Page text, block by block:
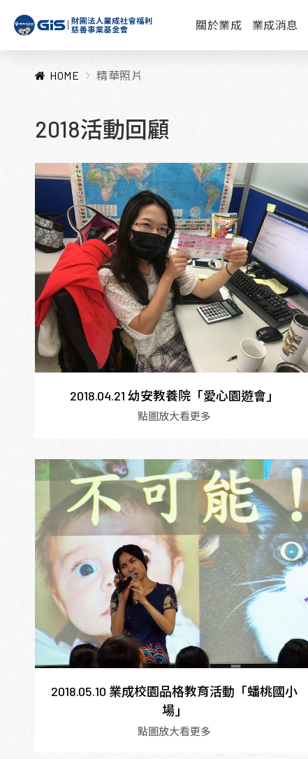
關於業成 業成消息
HOME 精華照片
2018活動回顧
2018.04.21 幼安教養院「愛心園遊會」
點圖放大看更多
2018.05.10 業成校園品格教育活動「蟠桃國小
場」
點圖放大看更多